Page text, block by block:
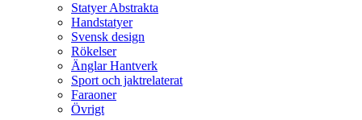
Statyer Abstrakta
Handstatyer
Svensk design
Rökelser
Änglar Hantverk
Sport och jaktrelaterat
Faraoner
Övrigt